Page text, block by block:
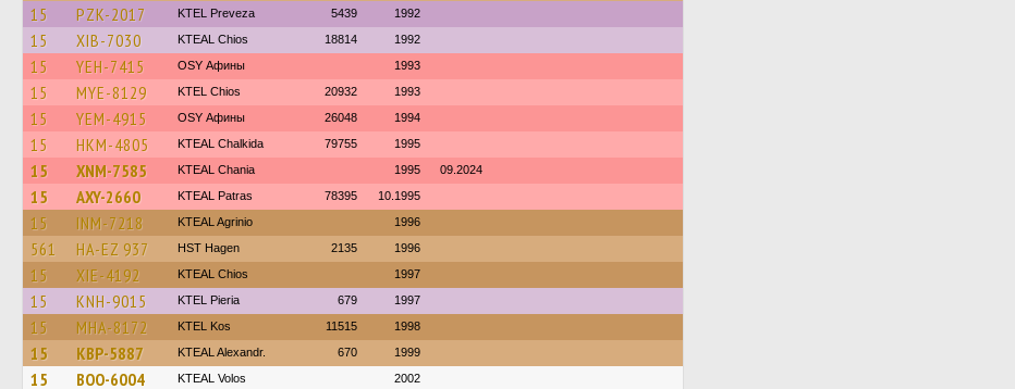
15 PZK-2017 KTEL Preveza 5439 1992
15 XIB-7030 KTEAL Chios 18814 1992
15 YEH-7415 OSY Афины 1993
15 MYE-8129 KTEL Chios 20932 1993
15 YEM-4915 OSY Афины 26048 1994
15 HKM-4805 KTEAL Chalkida 79755 1995
15 XNM-7585 KTEAL Chania 1995 09.2024
15 AXY-2660 KTEAL Patras 78395 10.1995
15 INM-7218 KTEAL Agrinio 1996
561 HA-EZ 937 HST Hagen 2135 1996
15 XIE-4192 KTEAL Chios 1997
15 KNH-9015 KTEL Pieria 679 1997
15 MHA-8172 KTEL Kos 11515 1998
15 KBP-5887 KTEAL Alexandr. 670 1999
15 BOO-6004 KTEAL Volos 2002